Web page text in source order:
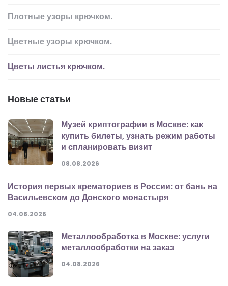
Плотные узоры крючком.
Цветные узоры крючком.
Цветы листья крючком.
Новые статьи
Музей криптографии в Москве: как
купить билеты, узнать режим работы
и спланировать визит
08.08.2026
История первых крематориев в России: от бань на
Васильевском до Донского монастыря
04.08.2026
Металлообработка в Москве: услуги
металлообработки на заказ
04.08.2026